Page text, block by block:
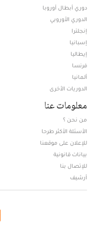
دوري أبطال أوروبا
الدوري الأوروبي
إنجلترا
إسبانيا
إيطاليا
فرنسا
ألمانيا
الدوريات الأخرى
معلومات عنا
من نحن ؟
الأسئلة الأكثر طرحا
للإعلان على موقعنا
بيانات قانونية
للإتصال بنا
أرشيف